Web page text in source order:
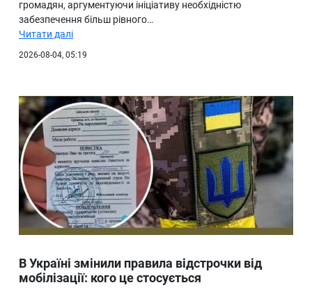
громадян, аргументуючи ініціативу необхідністю
забезпечення більш рівного…
Читати далі
2026-08-04, 05:19
В Україні змінили правила відстрочки від
мобілізації: кого це стосується